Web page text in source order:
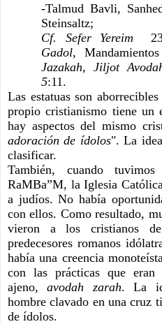
-Talmud Bavli,
Steinsaltz;
Cf. Sefer Yereim
Gadol,
Jazakah, Jiljot
5:11.
Las estatuas son
propio cristianismo tiene un
hay aspectos del mismo
adoración de ídolos". La
clasificar.
También, cuando
RaMBa”M, la Iglesia
a judíos. No había
con ellos. Como resultado,
vieron a los cristianos
predecesores romanos
había una creencia
con las prácticas que eran
ajeno, avodah zarah. La
hombre clavado en una cruz
de ídolos.